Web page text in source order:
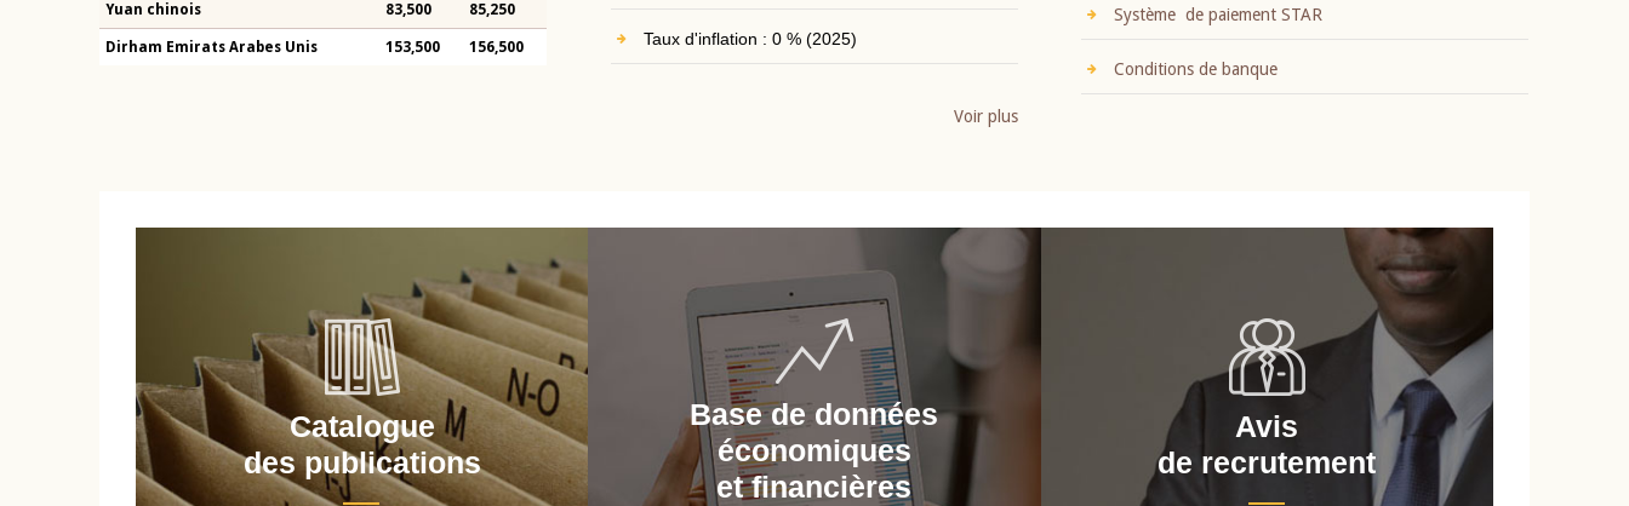
Yuan chinois 83,500 85,250
Dirham Emirats Arabes Unis 153,500 156,500 Taux d'inflation : 0 % (2025)
Voir plus
Système de paiement STAR
Conditions de banque
Catalogue
des publications
Base de données
économiques
et financières
Avis
de recrutement